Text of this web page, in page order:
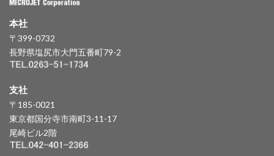
本社
〒399-0732
長野県塩尻市大門五番町79-2
支社
〒185-0021
東京都国分寺市南町3-11-17
尾崎ビル2階